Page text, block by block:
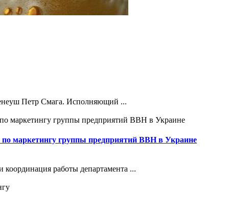
Петр Смага. Исполняющий ...
по маркетингу группы предприятий ВВН в Украине
работы департамента ...